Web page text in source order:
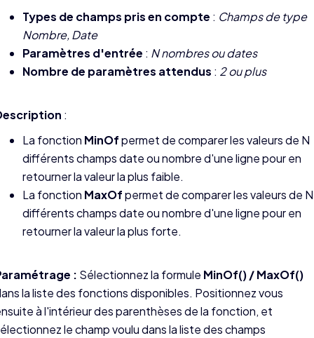
Types de champs pris en compte : Champs de type
Nombre, Date
Paramètres d'entrée : N nombres ou dates
Nombre de paramètres attendus : 2 ou plus
:
La fonction MinOfpermet de comparer les valeurs de N
différents champs date ou nombre d'une ligne pour en
retourner la valeur la plus faible.
La fonction MaxOfpermet de comparer les valeurs de N
différents champs date ou nombre d'une ligne pour en
retourner la valeur la plus forte.
: Sélectionnez la formule MinOf() / MaxOf()
la liste des fonctions disponibles. Positionnez vous
à l'intérieur des parenthèses de la fonction, et
le champ voulu dans la liste des champs